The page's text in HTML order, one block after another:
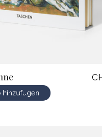
hinzufügen